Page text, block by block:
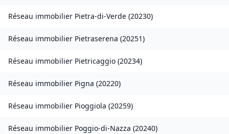
Réseau immobilier Pietra-di-Verde (20230)
Réseau immobilier Pietraserena (20251)
Réseau immobilier Pietricaggio (20234)
Réseau immobilier Pigna (20220)
Réseau immobilier Pioggiola (20259)
Réseau immobilier Poggio-di-Nazza (20240)